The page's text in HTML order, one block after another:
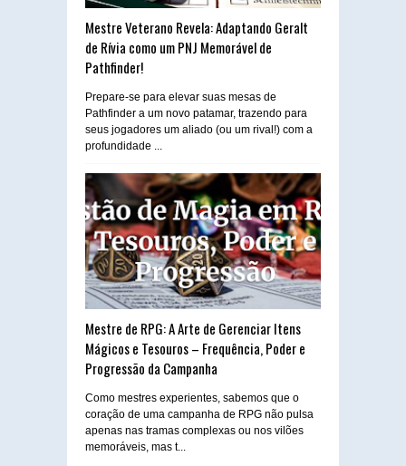
Mestre Veterano Revela: Adaptando Geralt
de Rívia como um PNJ Memorável de
Pathfinder!
Prepare-se para elevar suas mesas de
Pathfinder a um novo patamar, trazendo para
seus jogadores um aliado (ou um rival!) com a
profundidade ...
Mestre de RPG: A Arte de Gerenciar Itens
Mágicos e Tesouros – Frequência, Poder e
Progressão da Campanha
Como mestres experientes, sabemos que o
coração de uma campanha de RPG não pulsa
apenas nas tramas complexas ou nos vilões
memoráveis, mas t...